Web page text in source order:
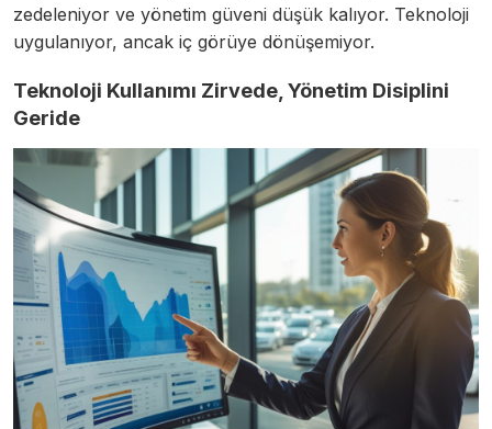
zedeleniyor ve yönetim güveni düşük kalıyor. Teknoloji
uygulanıyor, ancak iç görüye dönüşemiyor.
Teknoloji Kullanımı Zirvede, Yönetim Disiplini
Geride